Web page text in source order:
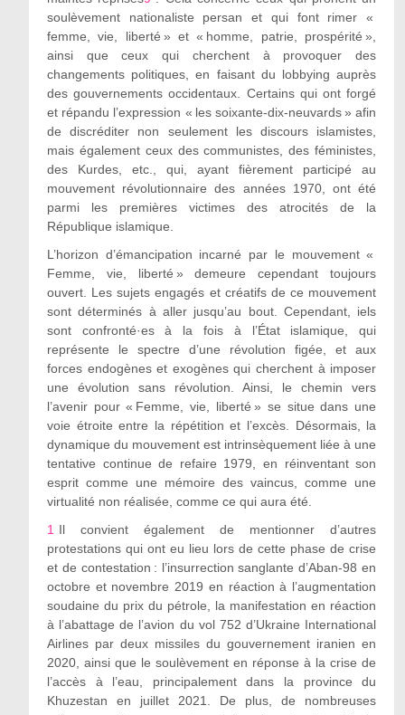
soulèvement nationaliste persan et qui font rimer «
femme, vie, liberté » et « homme, patrie, prospérité »,
ainsi que ceux qui cherchent à provoquer des
changements politiques, en faisant du lobbying auprès
des gouvernements occidentaux. Certains qui ont forgé
et répandu l’expression « les soixante-dix-neuvards » afin
de discréditer non seulement les discours islamistes,
mais également ceux des communistes, des féministes,
des Kurdes, etc., qui, ayant fièrement participé au
mouvement révolutionnaire des années 1970, ont été
parmi les premières victimes des atrocités de la
République islamique.
L’horizon d’émancipation incarné par le mouvement «
Femme, vie, liberté » demeure cependant toujours
ouvert. Les sujets engagés et créatifs de ce mouvement
sont déterminés à aller jusqu’au bout. Cependant, iels
sont confronté·es à la fois à l’État islamique, qui
représente le spectre d’une révolution figée, et aux
forces endogènes et exogènes qui cherchent à imposer
une évolution sans révolution. Ainsi, le chemin vers
l’avenir pour « Femme, vie, liberté » se situe dans une
voie étroite entre la répétition et l’excès. Désormais, la
dynamique du mouvement est intrinsèquement liée à une
tentative continue de refaire 1979, en réinventant son
esprit comme une mémoire des vaincus, comme une
virtualité non réalisée, comme ce qui aura été.
1 Il convient également de mentionner d’autres
protestations qui ont eu lieu lors de cette phase de crise
et de contestation : l’insurrection sanglante d’Aban-98 en
octobre et novembre 2019 en réaction à l’augmentation
soudaine du prix du pétrole, la manifestation en réaction
à l’abattage de l’avion du vol 752 d’Ukraine International
Airlines par deux missiles du gouvernement iranien en
2020, ainsi que le soulèvement en réponse à la crise de
l’accès à l’eau, principalement dans la province du
Khuzestan en juillet 2021. De plus, de nombreuses